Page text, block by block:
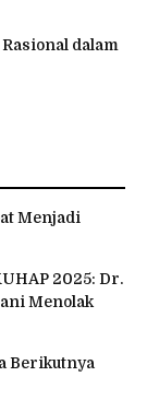
dalam
Menjadi
2025: Dr.
Menolak
Berikutnya